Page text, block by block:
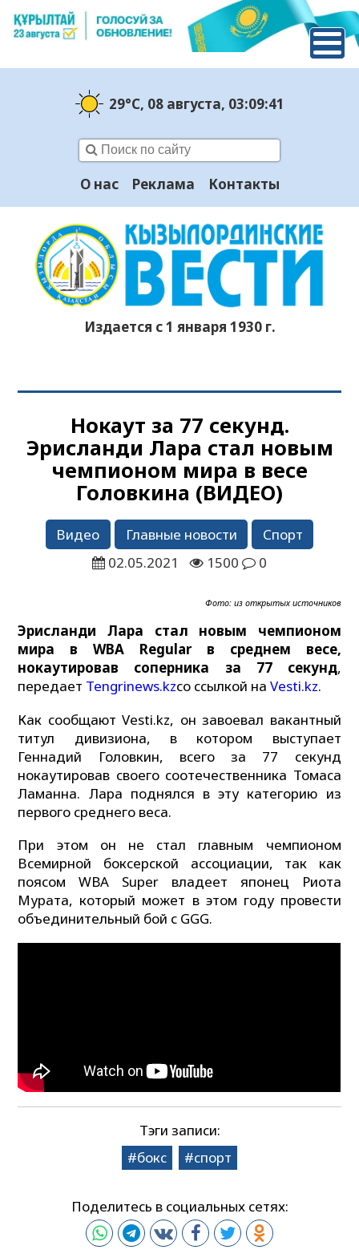
29°C, 08 августа, 03:09:42
О нас Реклама Контакты
Издается с 1 января 1930 г.
Нокаут за 77 секунд.
Эрисланди Лара стал новым
чемпионом мира в весе
Головкина (ВИДЕО)
Видео Главные новости
Спорт
02.05.2021
1500 0
Фото: из открытых источников
Эрисланди Лара стал новым чемпионом
мира в WBA Regular в среднем весе,
нокаутировав соперника за 77 секунд,
передает Tengrinews.kzсо ссылкой наVesti.kz.
Как сообщают Vesti.kz, он завоевал вакантный
титул дивизиона, в котором выступает
Геннадий Головкин, всего за 77 секунд
нокаутировав своего соотечественника Томаса
Ламанна. Лара поднялся в эту категорию из
первого среднего веса.
При этом он не стал главным чемпионом
Всемирной боксерской ассоциации, так как
поясом WBA Super владеет японец Риота
Мурата, который может в этом году провести
объединительный бой с GGG.
Тэги записи:
бокс
спорт
Поделитесь в социальных сетях: